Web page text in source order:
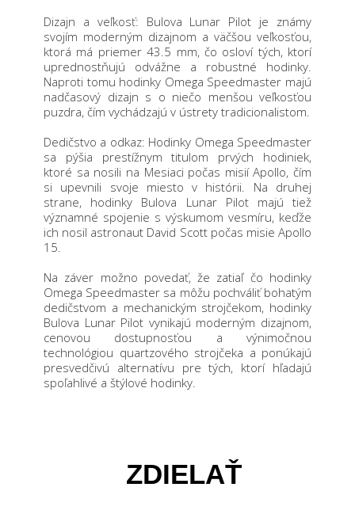
Dizajn a veľkosť: Bulova Lunar Pilot je známy
svojím moderným dizajnom a väčšou veľkosťou,
ktorá má priemer 43.5 mm, čo osloví tých, ktorí
uprednostňujú odvážne a robustné hodinky.
Naproti tomu hodinky Omega Speedmaster majú
nadčasový dizajn s o niečo menšou veľkosťou
puzdra, čím vychádzajú v ústrety tradicionalistom.
Dedičstvo a odkaz: Hodinky Omega Speedmaster
sa pýšia prestížnym titulom prvých hodiniek,
ktoré sa nosili na Mesiaci počas misií Apollo, čím
si upevnili svoje miesto v histórii. Na druhej
strane, hodinky Bulova Lunar Pilot majú tiež
významné spojenie s výskumom vesmíru, keďže
ich nosil astronaut David Scott počas misie Apollo
15
Na záver možno povedať, že zatiaľ čo hodinky
Omega Speedmaster sa môžu pochváliť bohatým
dedičstvom a mechanickým strojčekom, hodinky
Bulova Lunar Pilot vynikajú moderným dizajnom,
cenovou dostupnosťou a výnimočnou
technológiou quartzového strojčeka a ponúkajú
presvedčivú alternatívu pre tých, ktorí hľadajú
spoľahlivé a štýlové hodinky.
ZDIELAŤ